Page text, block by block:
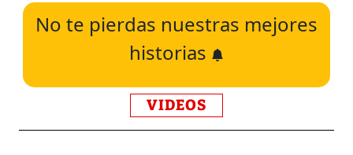
No te pierdas nuestras mejores
historias
VIDEOS